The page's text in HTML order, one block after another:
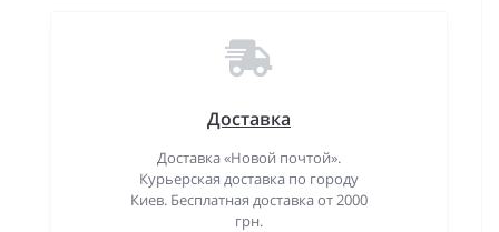
Доставка
Доставка «Новой почтой».
Курьерская доставка по городу
Киев. Бесплатная доставка от 2000
грн.